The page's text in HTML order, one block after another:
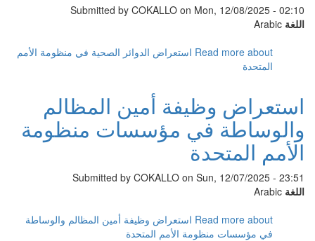
Submitted by COKALLO on Mon, 12/08/2025 - 02:10
اللغة
Read more about استعراض الدوائر الصحية في منظومة الأمم
المتحدة
استعراض وظيفة أمين المظالم
والوساطة في مؤسسات منظومة
الأمم المتحدة
Submitted by COKALLO on Sun, 12/07/2025 - 23:51
اللغة
Read more about استعراض وظيفة أمين المظالم والوساطة
في مؤسسات منظومة الأمم المتحدة